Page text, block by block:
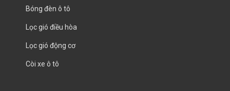
Bóng đèn ô tô
Lọc gió điều hòa
Lọc gió động cơ
Còi xe ô tô